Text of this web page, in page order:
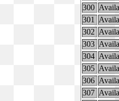
300
301
302
303
304
305
306
307